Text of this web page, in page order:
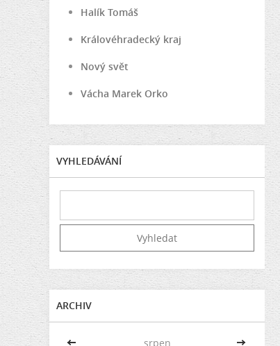
Halík Tomáš
Královéhradecký kraj
Nový svět
Vácha Marek Orko
VYHLEDÁVÁNÍ
ARCHIV
<< srpen >>